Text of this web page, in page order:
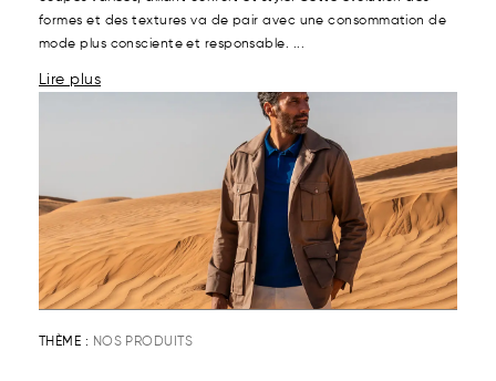
formes et des textures va de pair avec une consommation de
mode plus consciente et responsable. ...
Lire plus
THÈME : NOS PRODUITS